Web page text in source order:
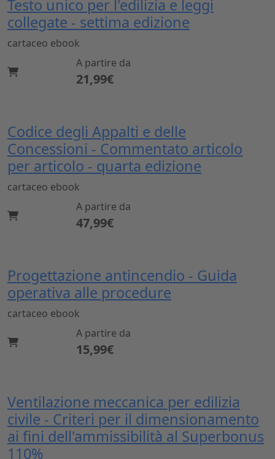
Testo unico per l'edilizia e leggi
collegate - settima edizione
cartaceo ebook
A partire da
21,99€
Codice degli Appalti e delle
Concessioni - Commentato articolo
per articolo - quarta edizione
cartaceo ebook
A partire da
47,99€
Progettazione antincendio - Guida
operativa alle procedure
cartaceo ebook
A partire da
15,99€
Ventilazione meccanica per edilizia
civile - Criteri per il dimensionamento
ai fini dell'ammissibilità al Superbonus
110%